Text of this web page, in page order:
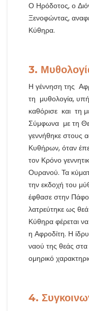
Ο Ηρόδοτος, ο
Ξενοφώντας,
Κύθηρα.
3.
Η γέννηση της
τη μυθολογία,
καθόρισε και τη
Σύμφωνα με τη
γεννήθηκε στους
Κυθήρων, όταν
τον Κρόνο
Ουρανού. Τα
την εκδοχή του
έφθασε στην
λατρεύτηκε ως
Κύθηρα φέρεται
η Αφροδίτη. Η
ναού της θεάς
ομηρικό
4.